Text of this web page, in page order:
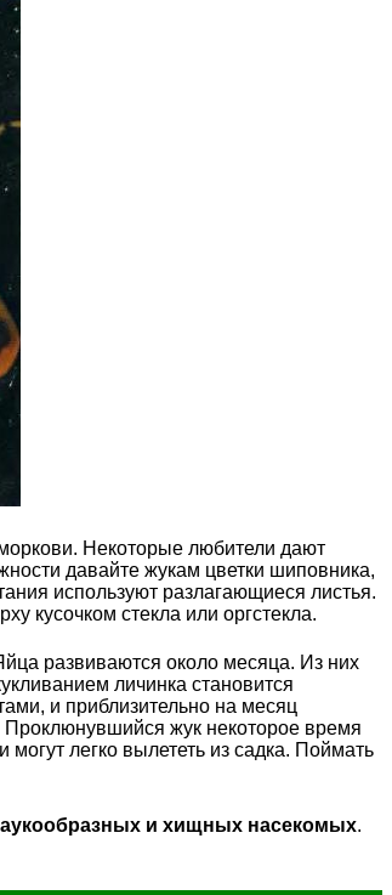
Некоторые любители дают
давайте жукам цветки шиповника,
используют разлагающиеся листья.
кусочком стекла или оргстекла.
развиваются около месяца. Из них
личинка становится
и приблизительно на месяц
Проклюнувшийся жук некоторое время
легко вылететь из садка. Поймать
и хищных насекомых.